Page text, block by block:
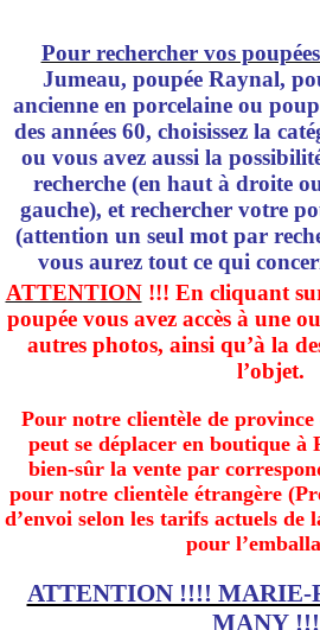
Pour rechercher vos
Jumeau, poupée Raynal,
ancienne en porcelaine ou
des années 60, choisissez la
ou vous avez aussi la
recherche (en haut à droite
gauche), et rechercher votre
(attention un seul mot par
vous aurez tout ce qui
ATTENTION!!! En cliquant
poupée vous avez accès à une
autres photos, ainsi qu’à la
l’objet.
Pour notre clientèle de
peut se déplacer en boutique à
bien-sûr la vente par
pour notre clientèle étrangère
d’envoi selon les tarifs actuels de
pour
ATTENTION !!!! MARIE-
MANY